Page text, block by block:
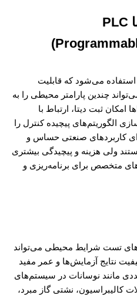
کنترل پیشرفته چمبر با PLC
در چمبرهای پیشرفته‌تر، از PLC استفاده می‌شود که قابلیت
چندین پارامتر محیطی را به
صورت همزمان کنترل کند. PLC‌ها امکان ثبت دیتا، ارتباط با
الگوریتم‌های پیچیده کنترل را
کاربردهای صنعتی حساس و
ولی هزینه و پیچیدگی بیشتری
متخصص برای برنامه‌ریزی و
تست شرایط محیطی می‌تواند
نتایج آزمایش‌ها و عمر مفید
مانند نوسانات در سیستم‌های
کالیبراسیون، نشتی گاز مبرد،